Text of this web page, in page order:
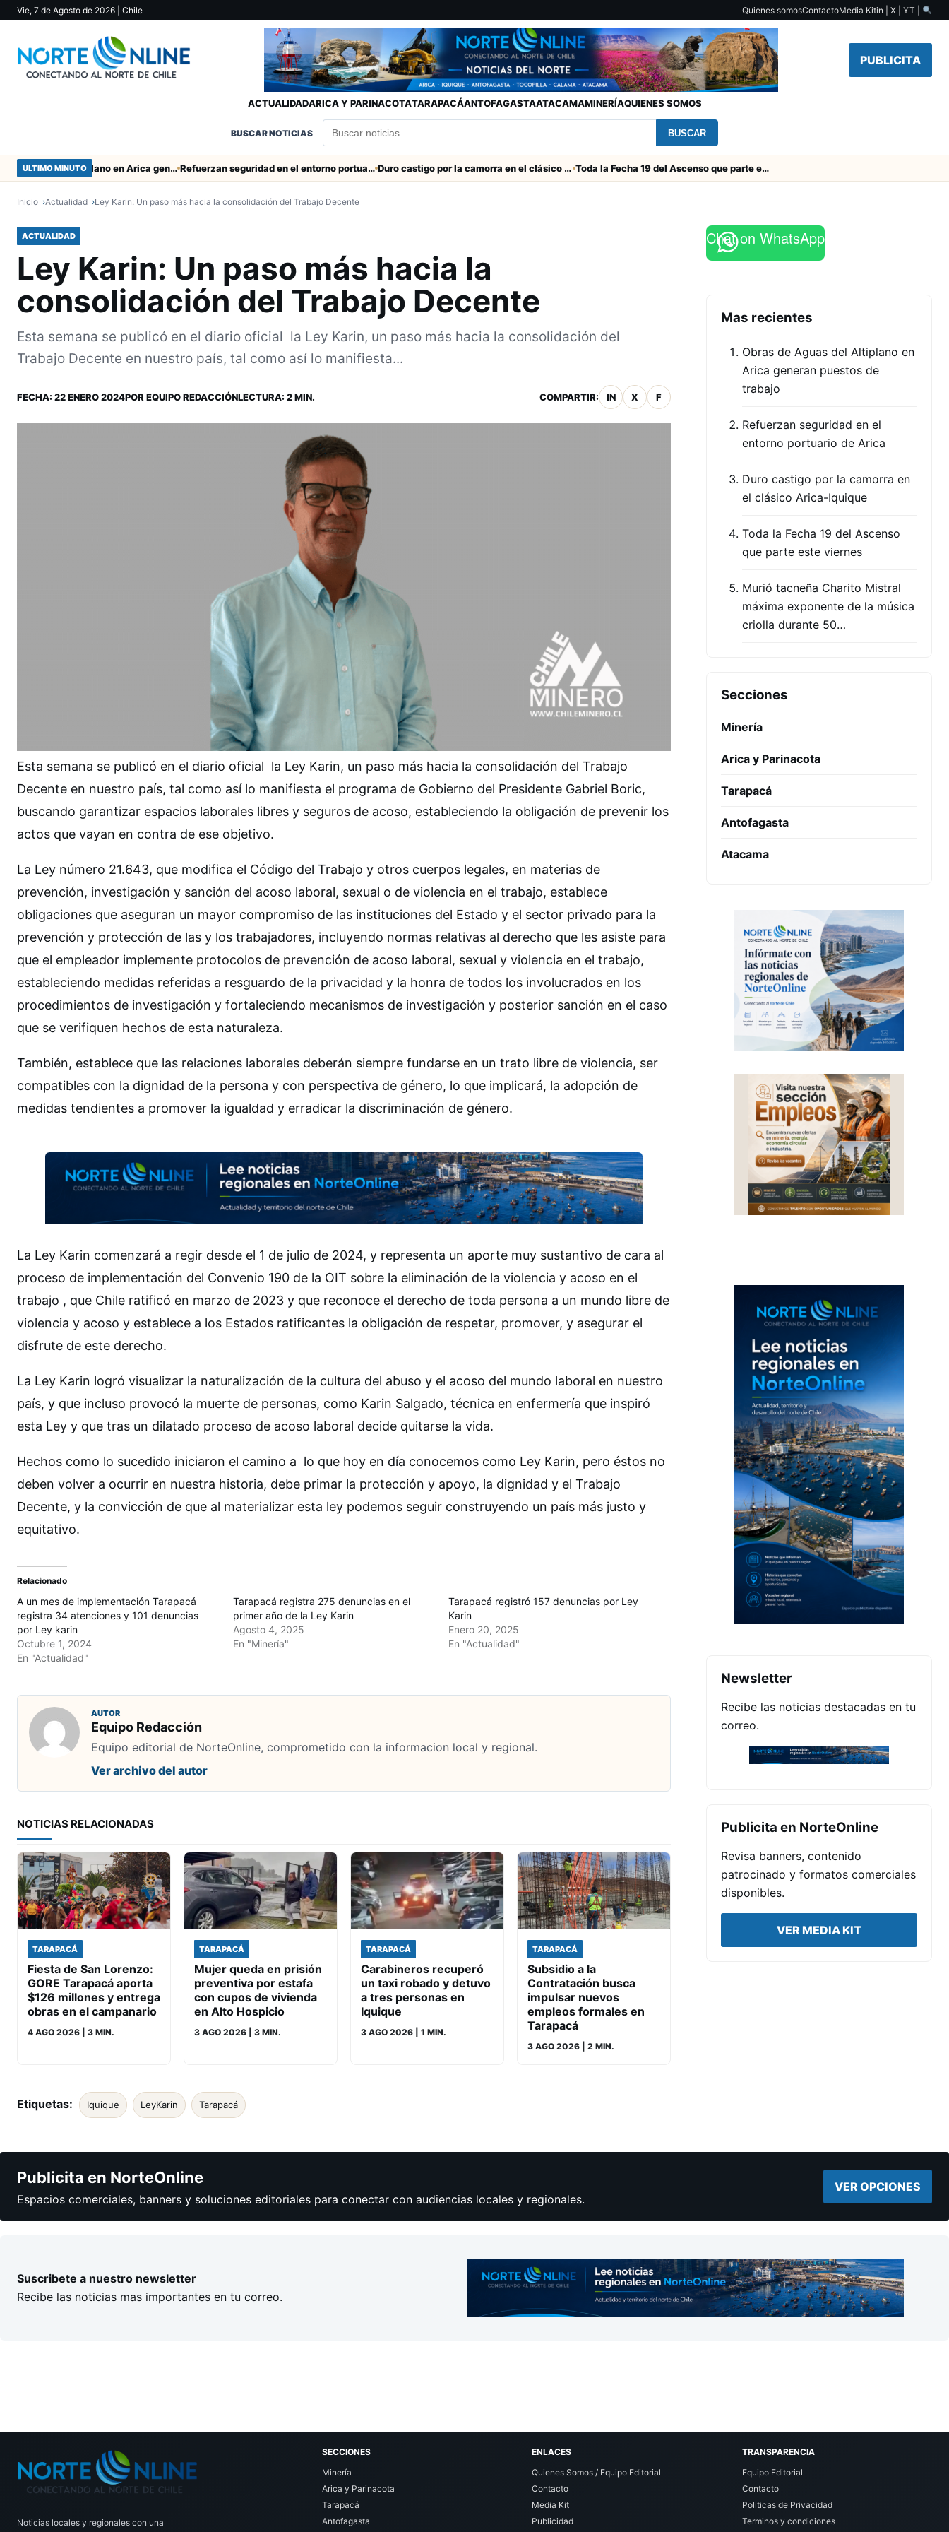
Vie, 7 de Agosto de 2026 | Chile Quienes somosContactoMedia Kitin | X | YT |
PUBLICITA
ACTUALIDADARICA Y PARINACOTATARAPACÁANTOFAGASTAATACAMAMINERÍAQUIENES SOMOS
BUSCAR NOTICIAS BUSCAR
ULTIMO MINUTO Obras de Aguas del Altiplano en Arica generan puestos de trabajo Refuerzan seguridad en el entorno portuario de Arica Duro castigo por la camorra en el clásico Arica-Iquique Toda la Fecha 19 del Ascenso que parte este viernes
Inicio Actualidad Ley Karin: Un paso más hacia la consolidación del Trabajo Decente
ACTUALIDAD
Ley Karin: Un paso más hacia la
consolidación del Trabajo Decente
Esta semana se publicó en el diario oficial la Ley Karin, un paso más hacia la consolidación del
Trabajo Decente en nuestro país, tal como así lo manifiesta...
FECHA: 22 ENERO 2024POR EQUIPO REDACCIÓNLECTURA: 2 MIN. COMPARTIR: IN X F
Esta semana se publicó en el diario oficial la Ley Karin, un paso más hacia la consolidación del Trabajo
Decente en nuestro país, tal como así lo manifiesta el programa de Gobierno del Presidente Gabriel Boric,
buscando garantizar espacios laborales libres y seguros de acoso, estableciendo la obligación de prevenir los
actos que vayan en contra de ese objetivo.
La Ley número 21.643, que modifica el Código del Trabajo y otros cuerpos legales, en materias de
prevención, investigación y sanción del acoso laboral, sexual o de violencia en el trabajo, establece
obligaciones que aseguran un mayor compromiso de las instituciones del Estado y el sector privado para la
prevención y protección de las y los trabajadores, incluyendo normas relativas al derecho que les asiste para
que el empleador implemente protocolos de prevención de acoso laboral, sexual y violencia en el trabajo,
estableciendo medidas referidas a resguardo de la privacidad y la honra de todos los involucrados en los
procedimientos de investigación y fortaleciendo mecanismos de investigación y posterior sanción en el caso
que se verifiquen hechos de esta naturaleza.
También, establece que las relaciones laborales deberán siempre fundarse en un trato libre de violencia, ser
compatibles con la dignidad de la persona y con perspectiva de género, lo que implicará, la adopción de
medidas tendientes a promover la igualdad y erradicar la discriminación de género.
La Ley Karin comenzará a regir desde el 1 de julio de 2024, y representa un aporte muy sustantivo de cara al
proceso de implementación del Convenio 190 de la OIT sobre la eliminación de la violencia y acoso en el
trabajo , que Chile ratificó en marzo de 2023 y que reconoce el derecho de toda persona a un mundo libre de
violencia y acoso y establece a los Estados ratificantes la obligación de respetar, promover, y asegurar el
disfrute de este derecho.
La Ley Karin logró visualizar la naturalización de la cultura del abuso y el acoso del mundo laboral en nuestro
país, y que incluso provocó la muerte de personas, como Karin Salgado, técnica en enfermería que inspiró
esta Ley y que tras un dilatado proceso de acoso laboral decide quitarse la vida.
Hechos como lo sucedido iniciaron el camino a lo que hoy en día conocemos como Ley Karin, pero éstos no
deben volver a ocurrir en nuestra historia, debe primar la protección y apoyo, la dignidad y el Trabajo
Decente, y la convicción de que al materializar esta ley podemos seguir construyendo un país más justo y
equitativo.
Relacionado
A un mes de implementación Tarapacá
registra 34 atenciones y 101 denuncias
por Ley karin
Octubre 1, 2024
En "Actualidad"
Tarapacá registra 275 denuncias en el
primer año de la Ley Karin
Agosto 4, 2025
En "Minería"
Tarapacá registró 157 denuncias por Ley
Karin
Enero 20, 2025
En "Actualidad"
AUTOR
Equipo Redacción
Equipo editorial de NorteOnline, comprometido con la informacion local y regional.
Ver archivo del autor
NOTICIAS RELACIONADAS
TARAPACÁ
Fiesta de San Lorenzo:
GORE Tarapacá aporta
$126 millones y entrega
obras en el campanario
4 AGO 2026 | 3 MIN.
TARAPACÁ
Mujer queda en prisión
preventiva por estafa
con cupos de vivienda
en Alto Hospicio
3 AGO 2026 | 3 MIN.
TARAPACÁ
Carabineros recuperó
un taxi robado y detuvo
a tres personas en
Iquique
3 AGO 2026 | 1 MIN.
TARAPACÁ
Subsidio a la
Contratación busca
impulsar nuevos
empleos formales en
Tarapacá
3 AGO 2026 | 2 MIN.
Etiquetas: Iquique LeyKarin Tarapacá
Chat on WhatsApp
Mas recientes
Obras de Aguas del Altiplano en
Arica generan puestos de
trabajo
Refuerzan seguridad en el
entorno portuario de Arica
Duro castigo por la camorra en
el clásico Arica-Iquique
Toda la Fecha 19 del Ascenso
que parte este viernes
Murió tacneña Charito Mistral
máxima exponente de la música
criolla durante 50…
Secciones
Minería
Arica y Parinacota
Tarapacá
Antofagasta
Atacama
Newsletter
Recibe las noticias destacadas en tu
correo.
Publicita en NorteOnline
Revisa banners, contenido
patrocinado y formatos comerciales
disponibles.
VER MEDIA KIT
Publicita en NorteOnline
Espacios comerciales, banners y soluciones editoriales para conectar con audiencias locales y regionales.
VER OPCIONES
Suscribete a nuestro newsletter
Recibe las noticias mas importantes en tu correo.
Noticias locales y regionales con una
SECCIONES
Minería
Arica y Parinacota
Tarapacá
Antofagasta
ENLACES
Quienes Somos / Equipo Editorial
Contacto
Media Kit
Publicidad
TRANSPARENCIA
Equipo Editorial
Contacto
Politicas de Privacidad
Terminos y condiciones